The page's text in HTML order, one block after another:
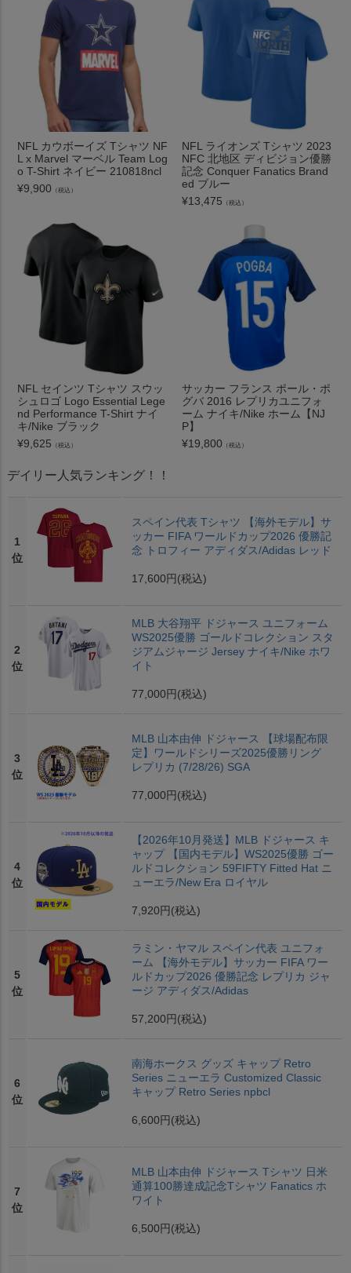
NFL カウボーイズ Tシャツ NF
L x Marvel マーベル Team Log
o T-Shirt ネイビー 210818ncl
¥9,900 （税込）
NFL ライオンズ Tシャツ 2023
NFC 北地区 ディビジョン優勝
記念 Conquer Fanatics Brand
ed ブルー
¥13,475 （税込）
NFL セインツ Tシャツ スウッ
シュロゴ Logo Essential Lege
nd Performance T-Shirt ナイ
キ/Nike ブラック
¥9,625 （税込）
サッカー フランス ポール・ポ
グバ 2016 レプリカユニフォ
ーム ナイキ/Nike ホーム【NJ
P】
¥19,800 （税込）
デイリー人気ランキング！！
1
位
スペイン代表 Tシャツ 【海外モデル】サ
ッカー FIFA ワールドカップ2026 優勝記
念 トロフィー アディダス/Adidas レッド
17,600円 (税込)
2
位
MLB 大谷翔平 ドジャース ユニフォーム
WS2025優勝 ゴールドコレクション スタ
ジアムジャージ Jersey ナイキ/Nike ホワ
イト
77,000円 (税込)
3
位
MLB 山本由伸 ドジャース 【球場配布限
定】ワールドシリーズ2025優勝リング
レプリカ (7/28/26) SGA
77,000円 (税込)
4
位
【2026年10月発送】MLB ドジャース キ
ャップ 【国内モデル】WS2025優勝 ゴー
ルドコレクション 59FIFTY Fitted Hat ニ
ューエラ/New Era ロイヤル
7,920円 (税込)
5
位
ラミン・ヤマル スペイン代表 ユニフォ
ーム 【海外モデル】サッカー FIFA ワー
ルドカップ2026 優勝記念 レプリカ ジャ
ージ アディダス/Adidas
57,200円 (税込)
6
位
南海ホークス グッズ キャップ Retro
Series ニューエラ Customized Classic
キャップ Retro Series npbcl
6,600円 (税込)
7
位
MLB 山本由伸 ドジャース Tシャツ 日米
通算100勝達成記念Tシャツ Fanatics ホ
ワイト
6,500円 (税込)